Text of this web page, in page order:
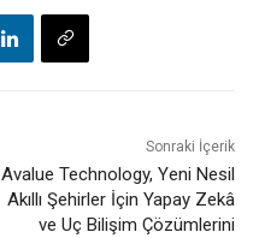
Sonraki İçerik
Avalue Technology, Yeni Nesil
Akıllı Şehirler İçin Yapay Zekâ
ve Uç Bilişim Çözümlerini